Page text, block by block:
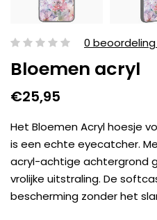
0
Bloemen acryl
€25,95
Het Bloemen Acryl hoesje
is een echte eyecatcher.
acryl-achtige achtergrond
vrolijke uitstraling. De
bescherming zonder het